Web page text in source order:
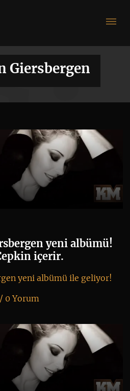
Giersbergen
yeni albümü!
içerir.
yeni albümü ile geliyor!
0 Yorum